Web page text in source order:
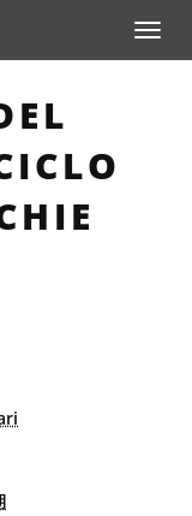
Toggle